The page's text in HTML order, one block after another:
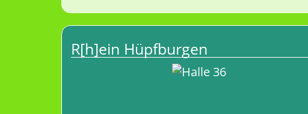
R[h]ein Hüpfburgen